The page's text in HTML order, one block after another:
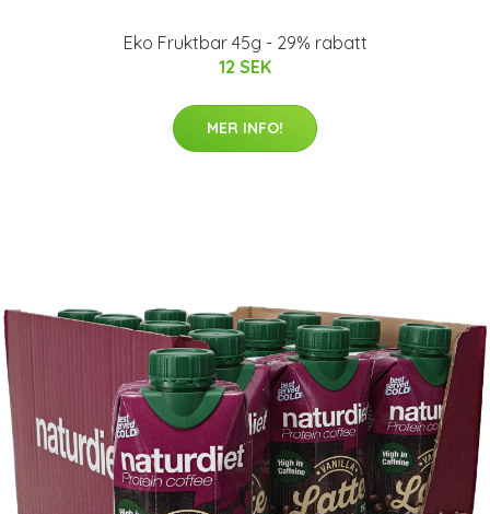
Eko Fruktbar 45g - 29% rabatt
12 SEK
MER INFO!